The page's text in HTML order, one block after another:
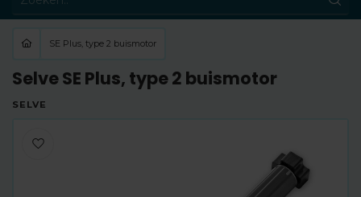
SE Plus, type 2 buismotor
Selve SE Plus, type 2 buismotor
SELVE